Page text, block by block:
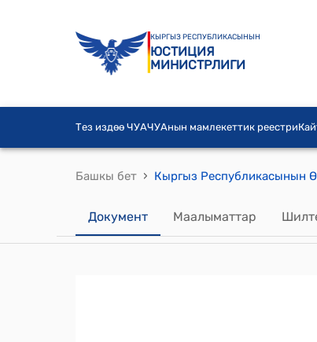
КЫРГЫЗ РЕСПУБЛИКАСЫНЫН
ЮСТИЦИЯ
МИНИСТРЛИГИ
Тез издөө ЧУАЧУАнын мамлекеттик реестри
Башкы бет ›
Документ Маалыматтар